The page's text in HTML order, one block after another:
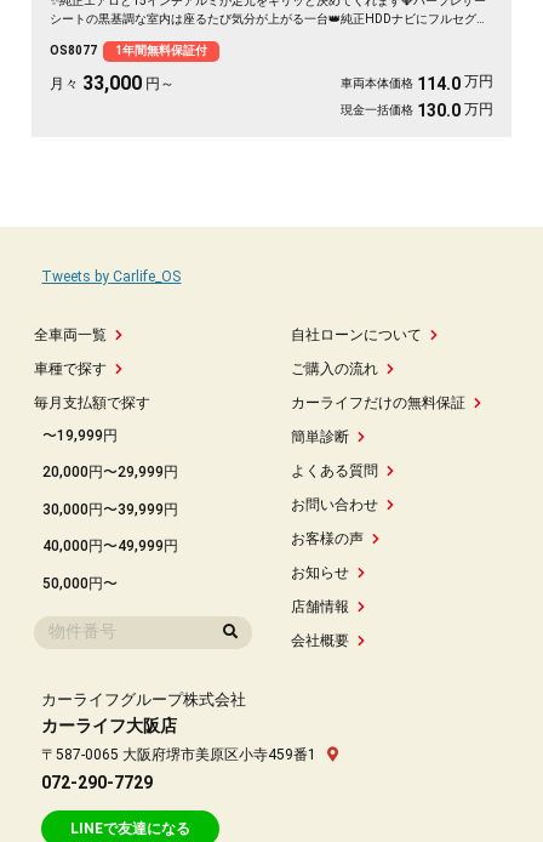
シートの黒基調な室内は座るたび気分が上がる一台👑純正HDDナビにフルセグ
も、これ一台で気持ちよく走り出せます🎵《1年保証付》
OS8077 1年間無料保証付
月々 33,000 円～ 車両本体価格 114.0 万円
現金一括価格 130.0 万円
全車両一覧
車種で探す
毎月支払額で探す
〜19,999円
20,000円〜29,999円
30,000円〜39,999円
40,000円〜49,999円
50,000円〜
自社ローンについて
ご購入の流れ
カーライフだけの無料保証
簡単診断
よくある質問
お問い合わせ
お客様の声
お知らせ
店舗情報
会社概要
Tweets by Carlife_OS
カーライフグループ株式会社
カーライフ大阪店
〒587-0065 大阪府堺市美原区小寺459番1
072-290-7729
LINEで友達になる